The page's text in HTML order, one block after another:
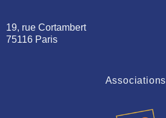
19, rue Cortambert
75116 Paris
Associations